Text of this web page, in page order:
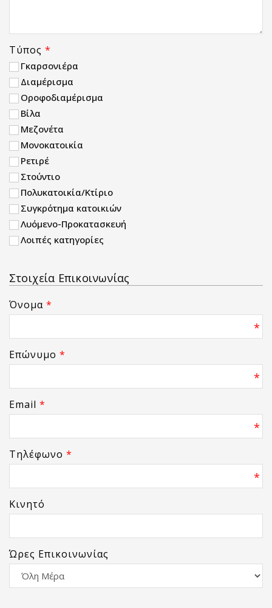
Τύπος *
Γκαρσονιέρα
Διαμέρισμα
Οροφοδιαμέρισμα
Βίλα
Μεζονέτα
Μονοκατοικία
Ρετιρέ
Στούντιο
Πολυκατοικία/Κτίριο
Συγκρότημα κατοικιών
Λυόμενο-Προκατασκευή
Λοιπές κατηγορίες
Στοιχεία Επικοινωνίας
Όνομα *
*
Επώνυμο *
*
Email *
*
Τηλέφωνο *
*
Κινητό
Ώρες Επικοινωνίας